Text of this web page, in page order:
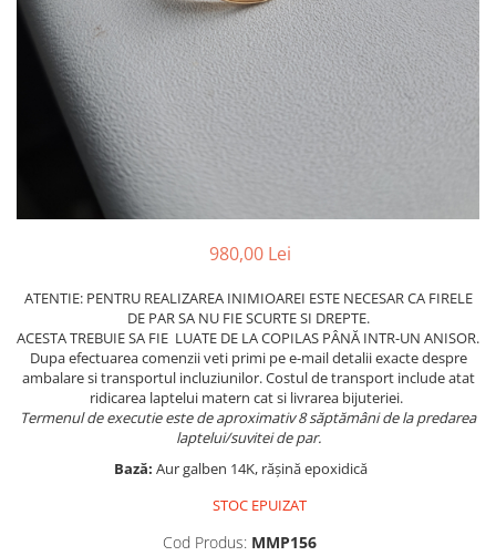
980,00 Lei
ATENTIE: PENTRU REALIZAREA INIMIOAREI ESTE NECESAR CA FIRELE
DE PAR SA NU FIE SCURTE SI DREPTE.
ACESTA TREBUIE SA FIE LUATE DE LA COPILAS PÂNĂ INTR-UN ANISOR.
Dupa efectuarea comenzii veti primi pe e-mail detalii exacte despre
ambalare si transportul incluziunilor. Costul de transport include atat
ridicarea laptelui matern cat si livrarea bijuteriei.
Termenul de executie este de aproximativ 8 săptămâni de la predarea
laptelui/suvitei de par.
Bază: Aur galben 14K, rășină epoxidică
STOC EPUIZAT
Cod Produs: MMP156